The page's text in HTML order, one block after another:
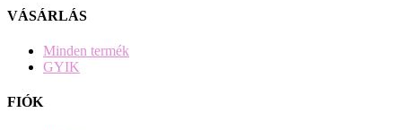
VÁSÁRLÁS
Minden termék
GYIK
FIÓK